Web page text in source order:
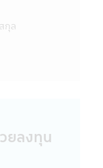
ร ก.ล.ต. ได้
ในหนังสือชี้
ทุนที่เสนอ
ใน
บริษัทจัดการ
อหน่วยลงทุน
กุล
ยลงทุน